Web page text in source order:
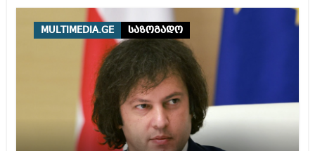
MULTIMEDIA.GE საზოგადო